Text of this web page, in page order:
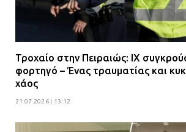
Τροχαίο στην Πειραιώς: ΙΧ
φορτηγό – Ένας τραυματίας και
χάος
21.07.2026 | 13:12